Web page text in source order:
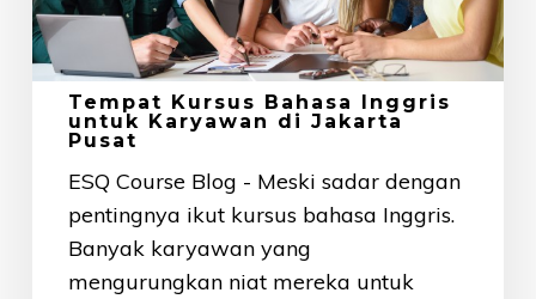
Jakarta
Pusat
Tempat Kursus Bahasa Inggris
untuk Karyawan di Jakarta
Pusat
ESQ Course Blog - Meski sadar dengan
pentingnya ikut kursus bahasa Inggris.
Banyak karyawan yang
mengurungkan niat mereka untuk